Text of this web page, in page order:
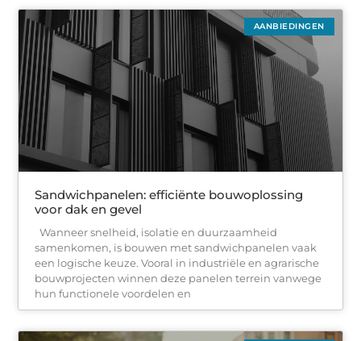
AANBIEDINGEN
Sandwichpanelen: efficiënte bouwoplossing
voor dak en gevel
Wanneer snelheid, isolatie en duurzaamheid
samenkomen, is bouwen met sandwichpanelen vaak
een logische keuze. Vooral in industriële en agrarische
bouwprojecten winnen deze panelen terrein vanwege
hun functionele voordelen en